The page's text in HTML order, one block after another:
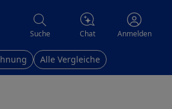
Suche Chat Anmelden
Alle Vergleiche